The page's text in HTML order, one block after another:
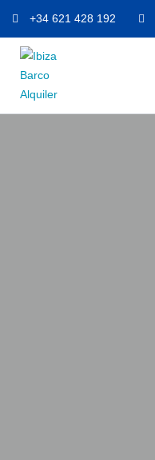
+34 621 428 192